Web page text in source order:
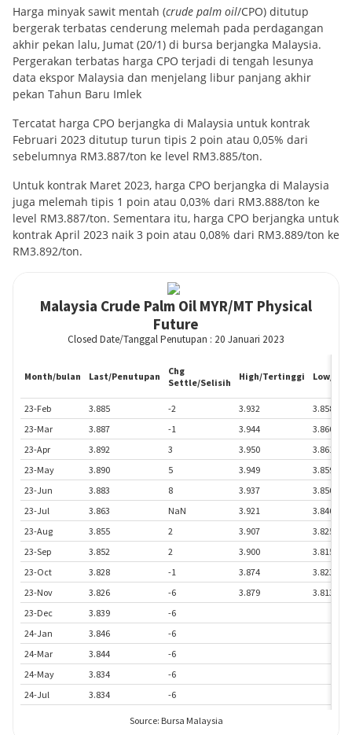
Harga minyak sawit mentah (crude palm oil/CPO) ditutup
bergerak terbatas cenderung melemah pada perdagangan
akhir pekan lalu, Jumat (20/1) di bursa berjangka Malaysia.
Pergerakan terbatas harga CPO terjadi di tengah lesunya
data ekspor Malaysia dan menjelang libur panjang akhir
pekan Tahun Baru Imlek
Tercatat harga CPO berjangka di Malaysia untuk kontrak
Februari 2023 ditutup turun tipis 2 poin atau 0,05% dari
sebelumnya RM3.887/ton ke level RM3.885/ton.
Untuk kontrak Maret 2023, harga CPO berjangka di Malaysia
juga melemah tipis 1 poin atau 0,03% dari RM3.888/ton ke
level RM3.887/ton. Sementara itu, harga CPO berjangka untuk
kontrak April 2023 naik 3 poin atau 0,08% dari RM3.889/ton ke
RM3.892/ton.